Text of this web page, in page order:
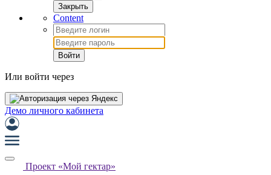
Закрыть
Content
Войти
Или войти через
Демо личного кабинета
Проект «Мой гектар»